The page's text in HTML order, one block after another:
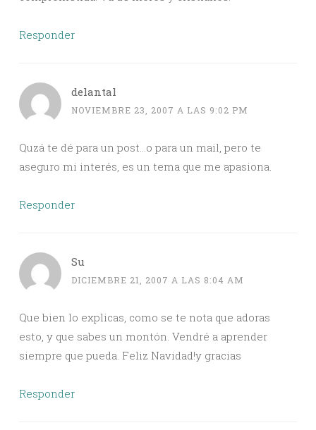
Responder
delantal
NOVIEMBRE 23, 2007 A LAS 9:02 PM
Quzá te dé para un post…o para un mail, pero te
aseguro mi interés, es un tema que me apasiona.
Responder
Su
DICIEMBRE 21, 2007 A LAS 8:04 AM
Que bien lo explicas, como se te nota que adoras
esto, y que sabes un montón. Vendré a aprender
siempre que pueda. Feliz Navidad!y gracias
Responder